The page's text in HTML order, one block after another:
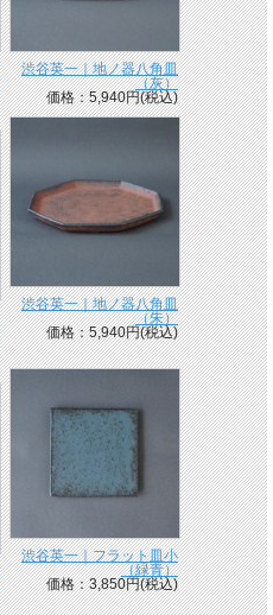
渋谷英一｜地ノ器八角皿
（灰）
価格：5,940円(税込)
渋谷英一｜地ノ器八角皿
（朱）
価格：5,940円(税込)
渋谷英一｜フラット皿小
（緑青）
価格：3,850円(税込)